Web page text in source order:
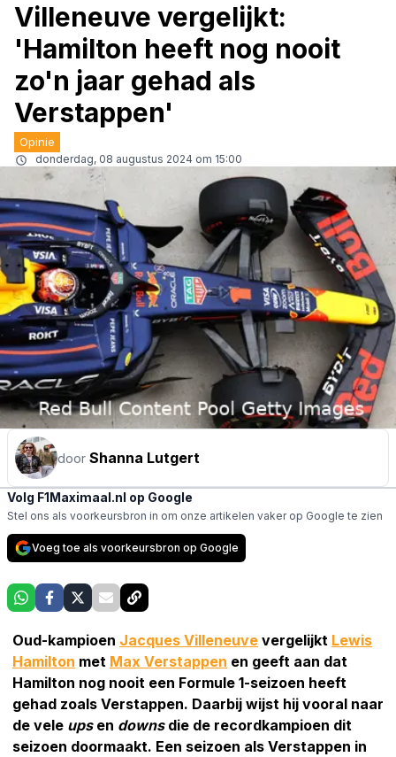
Villeneuve vergelijkt:
'Hamilton heeft nog nooit
zo'n jaar gehad als
Verstappen'
Opinie
donderdag, 08 augustus 2024 om 15:00
door Shanna Lutgert
Volg F1Maximaal.nl op Google
Stel ons als voorkeursbron in om onze artikelen vaker op Google te zien
Voeg toe als voorkeursbron op Google
Oud-kampioen Jacques Villeneuve vergelijkt Lewis
Hamilton met Max Verstappen en geeft aan dat
Hamilton nog nooit een Formule 1-seizoen heeft
gehad zoals Verstappen. Daarbij wijst hij vooral naar
de vele upsen downsdie de recordkampioen dit
seizoen doormaakt. Een seizoen als Verstappen in